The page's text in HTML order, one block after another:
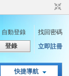
自動登錄
找回密碼
登錄 立即註冊
快捷導航